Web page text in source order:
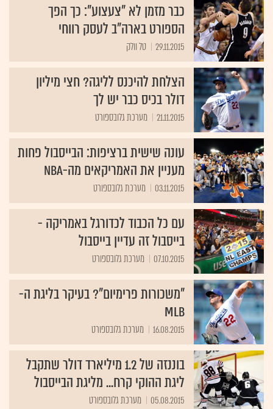
כבר מזמן לא "צעצוע": כך הפך
הספורט בארה"ב לעסק רווחי
29.11.2015 טל וולק
הצלחת להיכנס לליגה? חצי מיליון
דולר בכיס כבר יש לך
21.11.2015 מערכת גלובספורט
עונה שישית ברציפות: הבייסבול פחות
מעניין את האמריקאים מה-NBA
03.11.2015 מערכת גלובספורט
עם כל הכבוד לכדורגל באמריקה -
בייסבול זה עדיין בייסבול
07.10.2015 מערכת גלובספורט
"משכורות פרימיום"? בעיקר בליגת ה-
MLB
16.08.2015 מערכת גלובספורט
בוננזה של 1.2 מיליארד דולר שתקבל
ליגת ההוקי קרח... מליגת הבייסבול
05.08.2015 מערכת גלובספורט